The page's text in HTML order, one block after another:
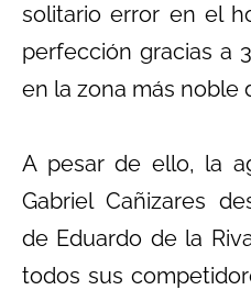
solitario error en el
perfección gracias a
en la zona más noble
A pesar de ello, la
Gabriel Cañizares
de Eduardo de la
todos sus